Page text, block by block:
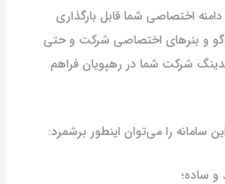
اختصاصی شما قابل بارگذاری
و بنرهای اختصاصی شرکت و حتی
شرکت شما در رهپویان فراهم
سامانه را می‌توان اینطور برشمرد:
و ساده؛